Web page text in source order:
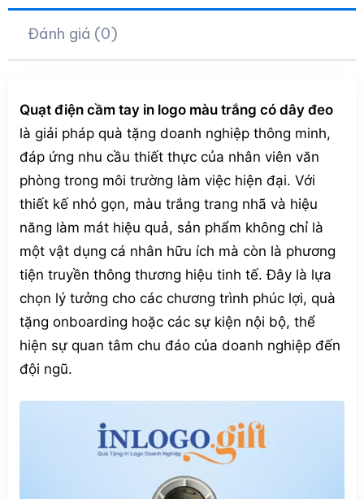
Đánh giá (0)
Quạt điện cầm tay in logo màu trắng có dây đeo
là giải pháp quà tặng doanh nghiệp thông minh,
đáp ứng nhu cầu thiết thực của nhân viên văn
phòng trong môi trường làm việc hiện đại. Với
thiết kế nhỏ gọn, màu trắng trang nhã và hiệu
năng làm mát hiệu quả, sản phẩm không chỉ là
một vật dụng cá nhân hữu ích mà còn là phương
tiện truyền thông thương hiệu tinh tế. Đây là lựa
chọn lý tưởng cho các chương trình phúc lợi, quà
tặng onboarding hoặc các sự kiện nội bộ, thể
hiện sự quan tâm chu đáo của doanh nghiệp đến
đội ngũ.